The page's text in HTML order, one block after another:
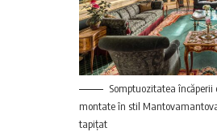
Somptuozitatea încăperii
montate în stil
tapiţat